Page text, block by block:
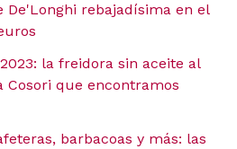
rebajadísima en el
la freidora sin aceite al
Cosori que encontramos
barbacoas y más: las